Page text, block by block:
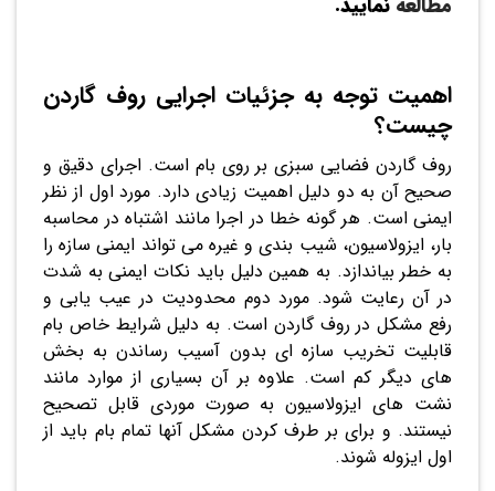
اهمیت توجه به جزئیات اجرایی روف گاردن
چیست؟
روف گاردن فضایی سبزی بر روی بام است. اجرای دقیق و
صحیح آن به دو دلیل اهمیت زیادی دارد. مورد اول از نظر
ایمنی است. هر گونه خطا در اجرا مانند اشتباه در محاسبه
بار، ایزولاسیون، شیب بندی و غیره می تواند ایمنی سازه را
به خطر بیاندازد. به همین دلیل باید نکات ایمنی به شدت
در آن رعایت شود. مورد دوم محدودیت در عیب یابی و
رفع مشکل در روف گاردن است. به دلیل شرایط خاص بام
قابلیت تخریب سازه ای بدون آسیب رساندن به بخش
های دیگر کم است. علاوه بر آن بسیاری از موارد مانند
نشت های ایزولاسیون به صورت موردی قابل تصحیح
نیستند. و برای بر طرف کردن مشکل آنها تمام بام باید از
اول ایزوله شوند.